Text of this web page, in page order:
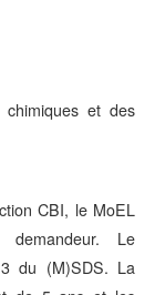
chimiques et des
CBI, le MoEL
Le
du (M)SDS. La